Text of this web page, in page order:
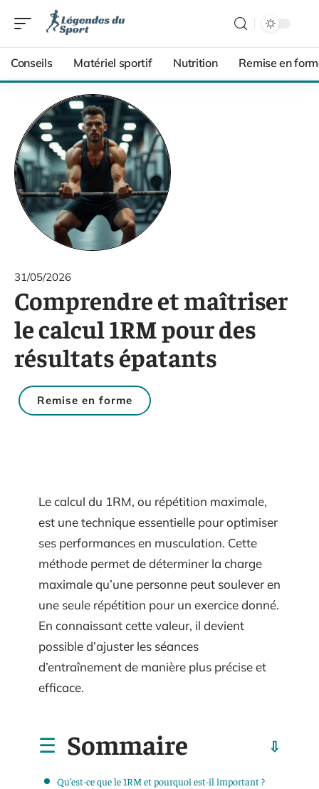
Conseils Matériel sportif Nutrition Remise en
31/05/2026
Comprendre et maîtriser
le calcul 1RM pour des
résultats épatants
Remise en forme
Le calcul du 1RM, ou répétition maximale,
est une technique essentielle pour optimiser
ses performances en musculation. Cette
méthode permet de déterminer la charge
maximale qu’une personne peut soulever en
une seule répétition pour un exercice donné.
En connaissant cette valeur, il devient
possible d’ajuster les séances
d’entraînement de manière plus précise et
efficace.
Sommaire
Qu’est-ce que le 1RM et pourquoi est-il important ?